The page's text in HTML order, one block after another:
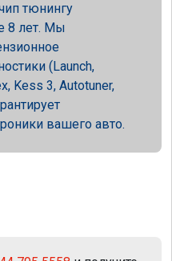
тюнингу
8 лет. Мы
(Launch,
Kess 3, Autotuner,
вашего авто.